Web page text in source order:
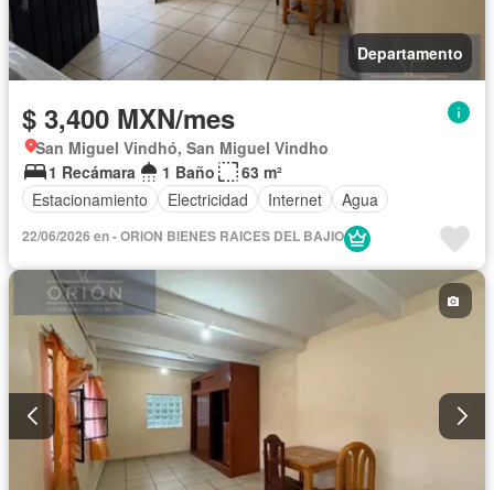
Departamento
$ 3,400 MXN/mes
San Miguel Vindhó, San Miguel Vindho
1 Recámara
1 Baño
63 m²
Estacionamiento
Electricidad Internet Agua
22/06/2026 en - ORION BIENES RAICES DEL BAJIO